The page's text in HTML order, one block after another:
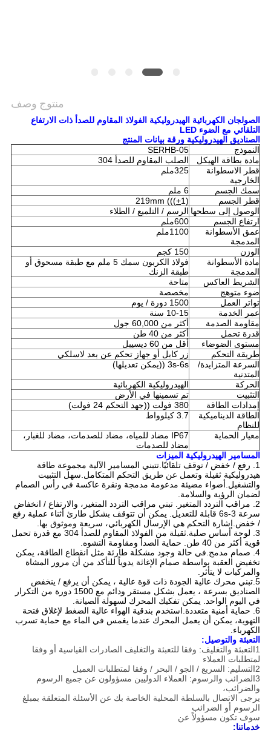
منتوج وصف
الصولجان الكهربائية الهيدروليكية الفولاذ المقاوم للصدأ ذات الارتفاع
التلقائي مع الضوء LED
الصناديق الهيدروليكية ورقة بيانات المنتج
النموذج
SERHB-05
مادة بطاقة الهيكل
الصلب المقاوم للصدأ 304
قطر الاسطوانة
الخارجية
325ملم
سمك الجسم
6 ملم
قطر الجسم
219mm (((+1)
الوصول إلى سطحها الرسم / التلميع / الطلاء
ارتفاع الجسم
600ملم
عمق الأسطوانة
المدمجة
1100ملم
الوزن
150 كجم
مادة الأسطوانة
المدمجة
فولاذ الكربون سمك 5 ملم مع طبقة مسحوق أو
طبقة الزنك
الشريط العاكس
متاحة
ضوء متوهج
مخصصة
تواتر العمل
1500 دورة / يوم
عمر الخدمة
10-15 سنة
مقاومة الصدمة
أكثر من 60,000 جول
قدرة تحمل
أكثر من 40 طن
مستوى الضوضاء
أقل من 60 ديسيبل
طريقة التحكم
زر كابل أو جهاز تحكم عن بعد لاسلكي
السرعة المتزايدة/
المتدنية
3s-6s ((يمكن تعديلها)
الحركة
الهيدروليكية الكهربائية
التثبيت
تم تسمينها في الأرض
إمدادات الطاقة
380 فولت ((جهد التحكم 24 فولت)
الطاقة الديناميكية
للنظام
3.7 كيلوواط
معيار الحماية
IP67 مضاد للمياه، مضاد للصدمات، مضاد للغبار،
مضاد للصدمات
المسامير الهيدروليكية الميزات
1. رفع / خفض / توقف تلقائيًا.تتبني المسامير الآلية مجموعة طاقة
هيدروليكية ثقيلة وتعمل عن طريق التحكم المتكامل.سهل التثبيت
والتشغيل.أضواء مضيئة مدعومة مدمجة ونقرة عاكسة في رأس الصمام
لضمان الرؤية والسلامة.
2. مراقب التردد المتغير. تبني مراقب التردد المتغير، والارتفاع / انخفاض
سرعة 3-6s قابلة للتعديل. يمكن أن تتوقف بشكل طارئ أثناء عملية رفع
/ خفض.إشارة التحكم هي الإرسال الكهربائي، سريعة وموثوق بها.
3. لوحة أساس صلبة.ثقيلة من الفولاذ المقاوم للصدأ 304 مع قدرة تحمل
قوية أكثر من 40 طن. حماية الصدأ ومقاومة التشوه.
4. صمام مدمج.في حالة وجود مشكلة طارئة مثل انقطاع الطاقة، يمكن
تخفيض العقبة بواسطة صمام الإغاثة يدوياً للتأكد من أن مرور المشاة
والمركبات لا يتأثر.
5.تبني محرك عالية الجودة ذات قوة عالية ، يمكن أن يرفع / ينخفض
الصناديق بسرعة ، يعمل بشكل مستقر ودائم مع 1500 دورة من التكرار
في اليوم الواحد. يمكن تفكيك المحرك لسهولة الصيانة.
6. حماية أمنية متعددة.استخدم بندقية الهواء عالية الضغط لإغلاق فتحة
التهوية، يمكن أن يعمل المحرك عندما يغمس في الماء مع حماية تسرب
الكهرباء.
التعبئة والتوصيل:
1التعبئة والتغليف: وفقا للتعبئة والتغليف الصادرات القياسية أو وفقا
لمتطلبات العملاء
2التسليم: السريع / الجو / البحر / وفقا لمتطلبات العميل
3الضرائب والرسوم: العملاء الدوليين مسؤولون عن جميع الرسوم
والضرائب،
يرجى الاتصال بالسلطة المحلية الخاصة بك عن الأسئلة المتعلقة بمبلغ
الرسوم أو الضرائب
سوف تكون مسؤولاً عن
خدماتنا: